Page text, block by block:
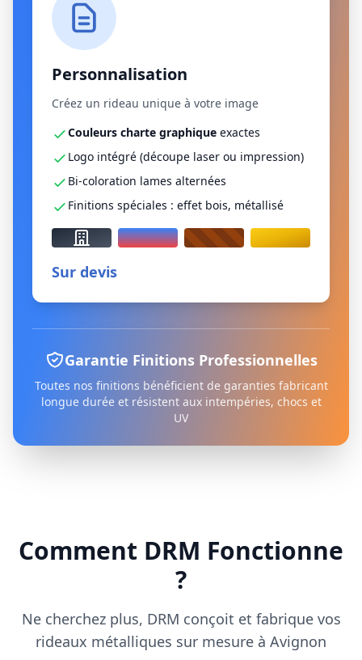
Personnalisation
Créez un rideau unique à votre image
Couleurs charte graphique exactes
Logo intégré (découpe laser ou impression)
Bi-coloration lames alternées
Finitions spéciales : effet bois, métallisé
Sur devis
Garantie Finitions Professionnelles
Toutes nos finitions bénéficient de garanties fabricant
longue durée et résistent aux intempéries, chocs et
UV
Comment DRM Fonctionne
?
Ne cherchez plus, DRM conçoit et fabrique vos
rideaux métalliques sur mesure à Avignon